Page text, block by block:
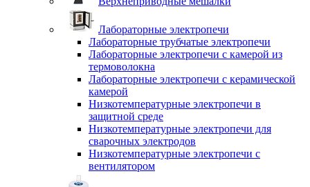
Лабораторные электропечи
Лабораторные трубчатые электропечи
Лабораторные электропечи с камерой из
термоволокна
Лабораторные электропечи с керамической
камерой
Низкотемпературные электропечи в
защитной среде
Низкотемпературные электропечи для
cварочных электродов
Низкотемпературные электропечи с
вентилятором